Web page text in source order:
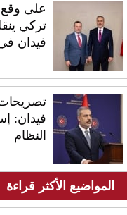
على
تركي
فيدان
تصريحات
فيدان:
النظام
المواضيع الأكثر قراءة